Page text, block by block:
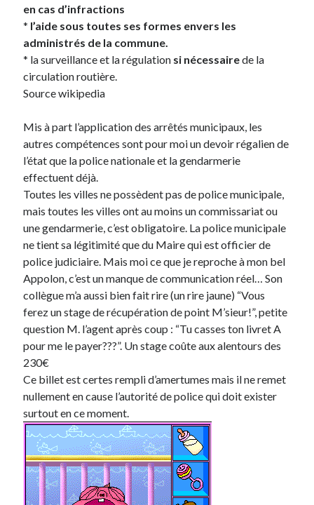
Sons
Sorties cuculturelles
Tavukoi
Vidéos
en cas d’infractions
* l’aide sous toutes ses formes envers les
administrés de la commune.
* la surveillance et la régulation si nécessairede la
circulation routière.
Source wikipedia
Mis à part l’application des arrêtés municipaux, les
autres compétences sont pour moi un devoir régalien de
l’état que la police nationale et la gendarmerie
effectuent déjà.
Toutes les villes ne possèdent pas de police municipale,
mais toutes les villes ont au moins un commissariat ou
une gendarmerie, c’est obligatoire. La police municipale
ne tient sa légitimité que du Maire qui est officier de
police judiciaire. Mais moi ce que je reproche à mon bel
Appolon, c’est un manque de communication réel… Son
collègue m’a aussi bien fait rire (un rire jaune) “Vous
ferez un stage de récupération de point M’sieur!”, petite
question M. l’agent après coup : “Tu casses ton livret A
pour me le payer???”. Un stage coûte aux alentours des
230€
Ce billet est certes rempli d’amertumes mais il ne remet
nullement en cause l’autorité de police qui doit exister
surtout en ce moment.